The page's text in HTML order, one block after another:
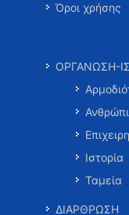
Όροι χρήσης
ΟΡΓΑΝΩΣΗ-
Ιστορία
Ταμεία
ΔΙΑΡΘΡΩΣΗ